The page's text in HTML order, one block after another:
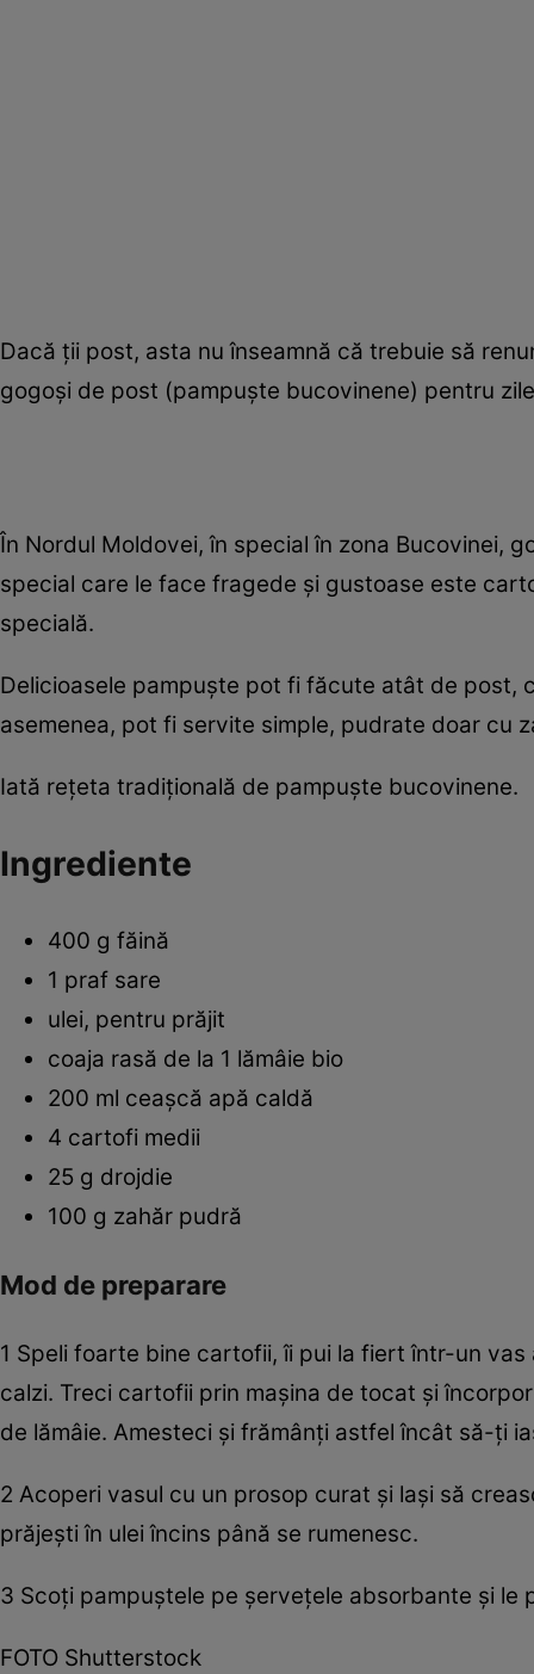
Dacă ţii post, asta nu înseamnă că trebuie să
gogoşi de post (pampuşte bucovinene) pentru
În Nordul Moldovei, în special în zona Bucovinei,
special care le face fragede şi gustoase este
specială.
Delicioasele pampuşte pot fi făcute atât de post,
asemenea, pot fi servite simple, pudrate doar cu
Iată reţeta tradiţională de pampuşte bucovinene.
Ingrediente
400 g făină
1 praf sare
ulei, pentru prăjit
coaja rasă de la 1 lămâie bio
200 ml ceaşcă apă caldă
4 cartofi medii
25 g drojdie
100 g zahăr pudră
Mod de preparare
1 Speli foarte bine cartofii, îi pui la fiert într-un
calzi. Treci cartofii prin maşina de tocat şi
de lămâie. Amesteci şi frămânţi astfel încât să-ţi
2 Acoperi vasul cu un prosop curat şi laşi să
prăjeşti în ulei încins până se rumenesc.
3 Scoţi pampuştele pe şerveţele absorbante şi le
FOTO Shutterstock